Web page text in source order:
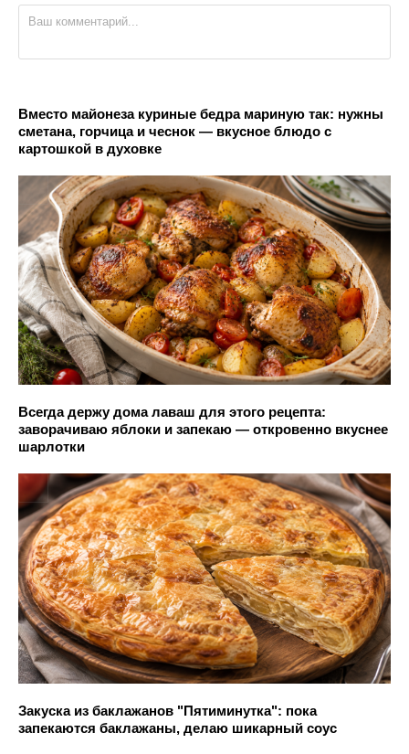
Вместо майонеза куриные бедра мариную так: нужны
сметана, горчица и чеснок — вкусное блюдо с
картошкой в духовке
Всегда держу дома лаваш для этого рецепта:
заворачиваю яблоки и запекаю — откровенно вкуснее
шарлотки
Закуска из баклажанов "Пятиминутка": пока
запекаются баклажаны, делаю шикарный соус